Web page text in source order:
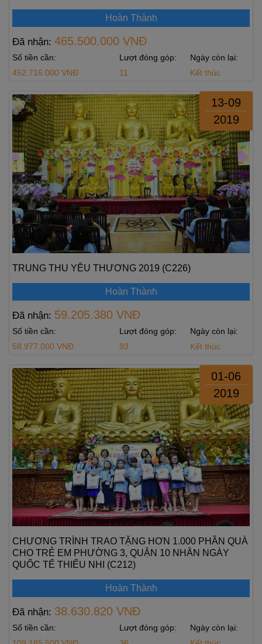
Hoàn Thành
Đã nhận: 465.500.000 VNĐ
Số tiền cần:
452.716.000 VNĐ
Lượt đóng góp:
11
Ngày còn lại:
Kết thúc
13-09
2019
TRUNG THU YÊU THƯƠNG 2019 (C226)
Hoàn Thành
Đã nhận: 59.205.380 VNĐ
Số tiền cần:
58.977.000 VNĐ
Lượt đóng góp:
93
Ngày còn lại:
Kết thúc
01-06
2019
CHƯƠNG TRÌNH TRAO TẶNG HƠN 1.000 PHẦN QUÀ
CHO TRẺ EM PHƯỜNG 3, QUẬN 10 NHÂN NGÀY
QUỐC TẾ THIẾU NHI (C212)
Hoàn Thành
Đã nhận: 38.630.820 VNĐ
Số tiền cần:
Lượt đóng góp:
Ngày còn lại: